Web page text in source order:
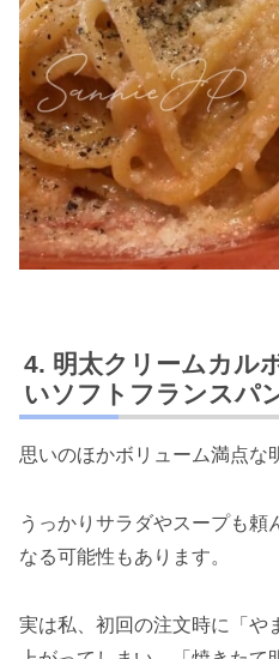
明太クリームカル
いソフトフランスパ
思いのほかボリューム満点な
うっかりサラダやスープも頼
なる可能性もあります。
実は私、初回の注文時に「や